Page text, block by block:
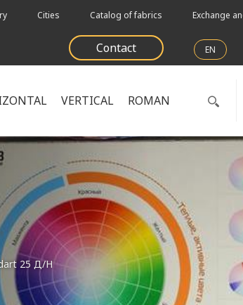
Cities Catalog of fabrics Exchange
Contact EN
VERTICAL ROMAN
25 Д/Н